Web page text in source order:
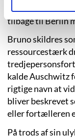
far på en sidste
tilbage til Berlin
Bruno skildres
ressourcestærk
kalde Auschwitz
rigtige navn at
bliver beskrevet
eller fortælleren
På trods af sin